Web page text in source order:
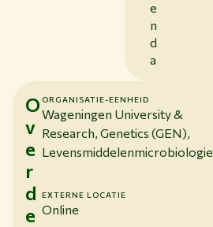
e
n
d
a
O
v
e
r
d
e
ORGANISATIE-EENHEID
Wageningen University &
Research, Genetics (GEN),
Levensmiddelenmicrobiologie
EXTERNE LOCATIE
Online